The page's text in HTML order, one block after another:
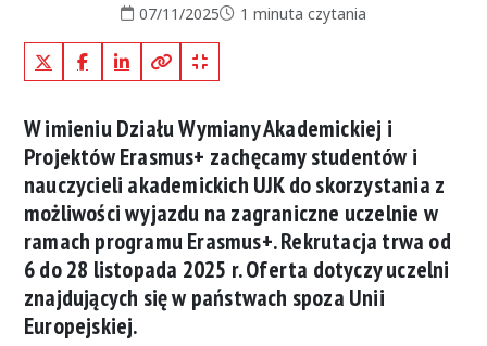
Data publikacji:
07/11/2025Czas czytania:
1 minuta czytania
X (Twitter)FacebookLinkedInKopiuj pełny link
Kopiuj krótki link
W imieniu Działu Wymiany Akademickiej i
Projektów Erasmus+ zachęcamy studentów i
nauczycieli akademickich UJK do skorzystania z
możliwości wyjazdu na zagraniczne uczelnie w
ramach programu Erasmus+. Rekrutacja trwa od
6 do 28 listopada 2025 r. Oferta dotyczy uczelni
znajdujących się w państwach spoza Unii
Europejskiej.